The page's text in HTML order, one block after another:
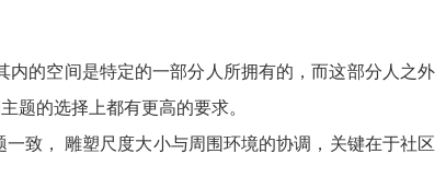
的空间是特定的一部分人所拥有的，而这部分人之外
题的选择上都有更高的要求。
致， 雕塑尺度大小与周围环境的协调，关键在于社区